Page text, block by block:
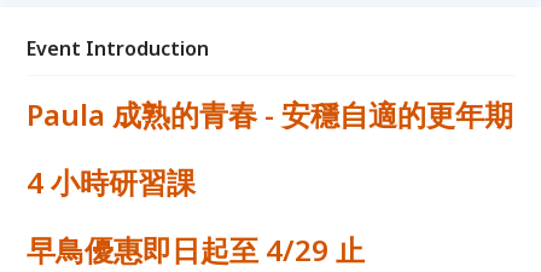
Event Introduction
Paula 成熟的青春 - 安穩自適的更年期
4 小時研習課
早鳥優惠即日起至 4/29 止